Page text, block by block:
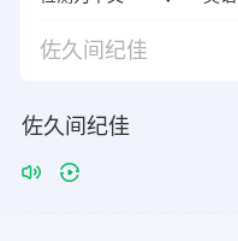
佐久间纪佳
佐久间纪佳